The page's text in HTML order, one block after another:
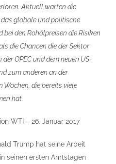
Aktuell warten die
globale und politische
den Rohölpreisen die Risiken
die Chancen die der Sektor
OPEC und dem neuen US-
zum anderen an der
die bereits viele
hat.
WTI – 26. Januar 2017
Trump hat seine Arbeit
seinen ersten Amtstagen